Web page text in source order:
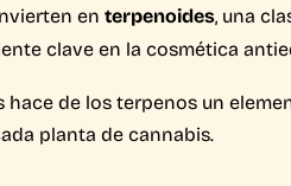
en terpenoides, una
clave en la cosmética
de los terpenos un
planta de cannabis.